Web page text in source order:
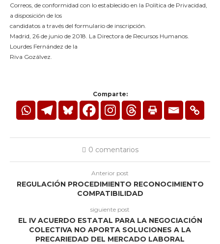
Correos, de conformidad con lo establecido en la Política de Privacidad,
a disposición de los
candidatos a través del formulario de inscripción.
Madrid, 26 de junio de 2018. La Directora de Recursos Humanos.
Lourdes Fernández de la
Riva Gozálvez.
Comparte:
0 comentarios
Anterior post
REGULACIÓN PROCEDIMIENTO RECONOCIMIENTO
COMPATIBILIDAD
siguiente post
EL IV ACUERDO ESTATAL PARA LA NEGOCIACIÓN
COLECTIVA NO APORTA SOLUCIONES A LA
PRECARIEDAD DEL MERCADO LABORAL